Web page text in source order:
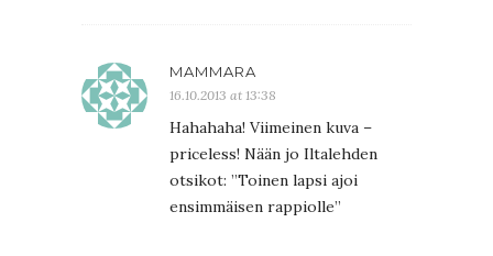
MAMMARA
16.10.2013 at 13:38
Hahahaha! Viimeinen kuva –
priceless! Nään jo Iltalehden
otsikot: ”Toinen lapsi ajoi
ensimmäisen rappiolle”